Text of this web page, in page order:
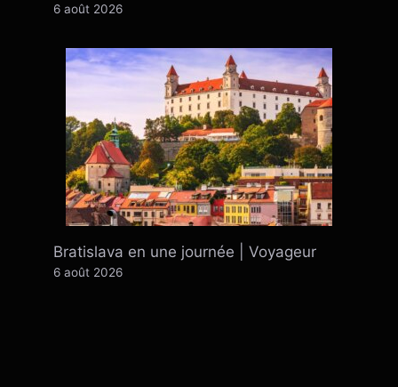
6 août 2026
Bratislava en une journée | Voyageur
6 août 2026